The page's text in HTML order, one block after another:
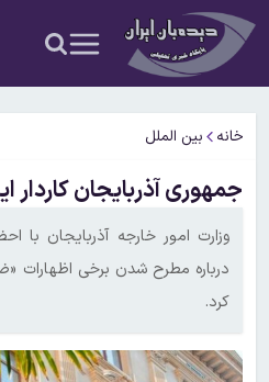
خانه بین الملل
جمهوری آذربایجان کاردار
وزارت امور خارجه آذربایجان با
درباره مطرح شدن برخی اظهارات
کرد.